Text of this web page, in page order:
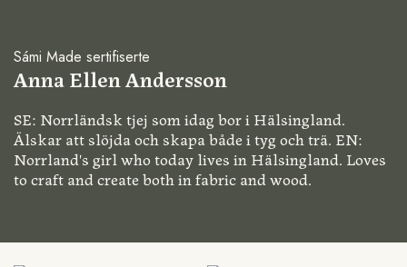
Sámi Made sertifiserte
Anna Ellen Andersson
SE: Norrländsk tjej som idag bor i Hälsingland.
Älskar att slöjda och skapa både i tyg och trä. EN:
Norrland's girl who today lives in Hälsingland. Loves
to craft and create both in fabric and wood.